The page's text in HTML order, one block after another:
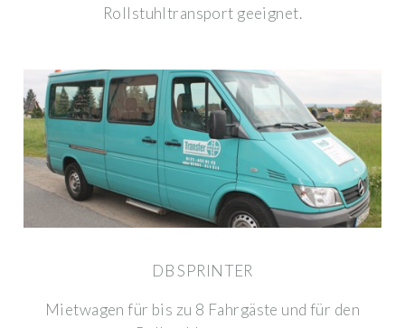
Rollstuhltransport geeignet.
DB SPRINTER
Mietwagen für bis zu 8 Fahrgäste und für den